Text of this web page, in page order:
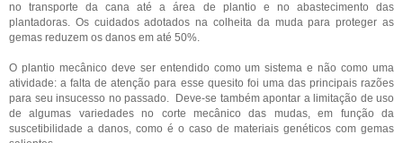
no transporte da cana até a área de plantio e no abastecimento das
plantadoras. Os cuidados adotados na colheita da muda para proteger as
gemas reduzem os danos em até 50%.
O plantio mecânico deve ser entendido como um sistema e não como uma
atividade: a falta de atenção para esse quesito foi uma das principais razões
para seu insucesso no passado. Deve-se também apontar a limitação de uso
de algumas variedades no corte mecânico das mudas, em função da
suscetibilidade a danos, como é o caso de materiais genéticos com gemas